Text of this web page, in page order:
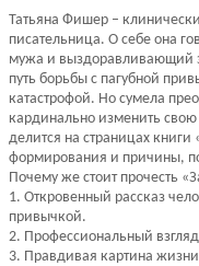
Татьяна Фишер –
писательница. О себе она
мужа и выздоравливающий
путь борьбы с пагубной
катастрофой. Но сумела
кардинально изменить
делится на страницах
формирования и причины,
Почему же стоит прочесть
1. Откровенный рассказ
привычкой.
2. Профессиональный
3. Правдивая картина